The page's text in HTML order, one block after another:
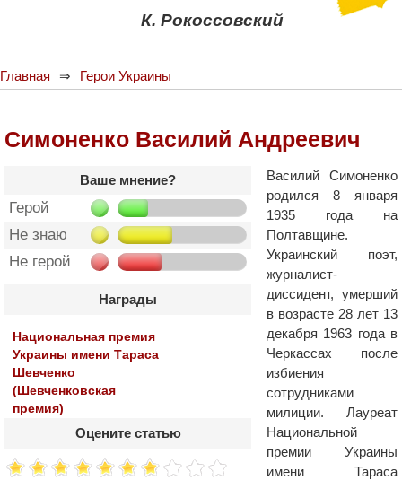
К. Рокоссовский
Главная Герои Украины
Симоненко Василий Андреевич
Ваше мнение?
Герой
Не знаю
Не герой
Награды
Национальная премия
Украины имени Тараса
Шевченко
(Шевченковская
премия)
Оцените статью
Василий Симоненко
родился 8 января
1935 года на
Полтавщине.
Украинский поэт,
журналист-
диссидент, умерший
в возрасте 28 лет 13
декабря 1963 года в
Черкассах после
избиения
сотрудниками
милиции. Лауреат
Национальной
премии Украины
имени Тараса